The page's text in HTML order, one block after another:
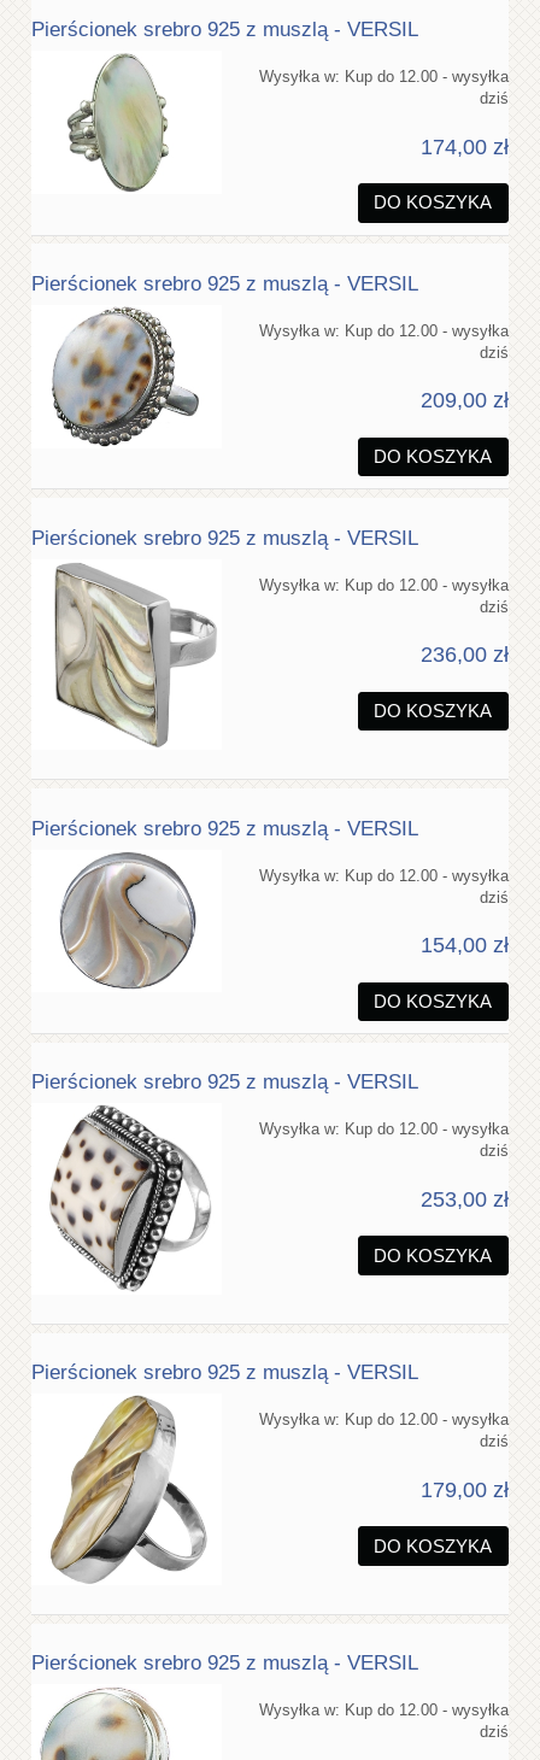
Pierścionek srebro 925 z muszlą - VERSIL
Wysyłka w: Kup do 12.00 - wysyłka
dziś
174,00 zł
DO KOSZYKA
Pierścionek srebro 925 z muszlą - VERSIL
Wysyłka w: Kup do 12.00 - wysyłka
dziś
209,00 zł
DO KOSZYKA
Pierścionek srebro 925 z muszlą - VERSIL
Wysyłka w: Kup do 12.00 - wysyłka
dziś
236,00 zł
DO KOSZYKA
Pierścionek srebro 925 z muszlą - VERSIL
Wysyłka w: Kup do 12.00 - wysyłka
dziś
154,00 zł
DO KOSZYKA
Pierścionek srebro 925 z muszlą - VERSIL
Wysyłka w: Kup do 12.00 - wysyłka
dziś
253,00 zł
DO KOSZYKA
Pierścionek srebro 925 z muszlą - VERSIL
Wysyłka w: Kup do 12.00 - wysyłka
dziś
179,00 zł
DO KOSZYKA
Pierścionek srebro 925 z muszlą - VERSIL
Wysyłka w: Kup do 12.00 - wysyłka
dziś